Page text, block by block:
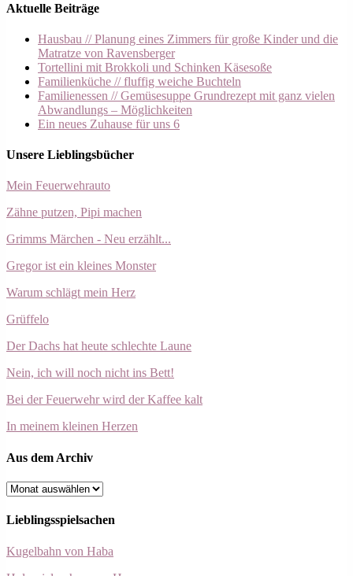
Aktuelle Beiträge
Hausbau // Planung eines Zimmers für große Kinder und die
Matratze von Ravensberger
Tortellini mit Brokkoli und Schinken Käsesoße
Familienküche // fluffig weiche Buchteln
Familienessen // Gemüsesuppe Grundrezept mit ganz vielen
Abwandlungs – Möglichkeiten
Ein neues Zuhause für uns 6
Unsere Lieblingsbücher
Mein Feuerwehrauto
Zähne putzen, Pipi machen
Grimms Märchen - Neu erzählt...
Gregor ist ein kleines Monster
Warum schlägt mein Herz
Grüffelo
Der Dachs hat heute schlechte Laune
Nein, ich will noch nicht ins Bett!
Bei der Feuerwehr wird der Kaffee kalt
In meinem kleinen Herzen
Aus dem Archiv
Aus
Archiv
Lieblingsspielsachen
Kugelbahn von Haba